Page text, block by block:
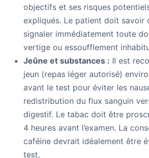
objectifs et ses risques
expliqués. Le patient doit savoir
signaler immédiatement toute
vertige ou essoufflement
Jeûne et substances : Il est
jeun (repas léger autorisé)
avant le test pour éviter les
redistribution du flux sanguin
digestif. Le tabac doit être
4 heures avant l’examen. La
caféine devrait idéalement être
test.